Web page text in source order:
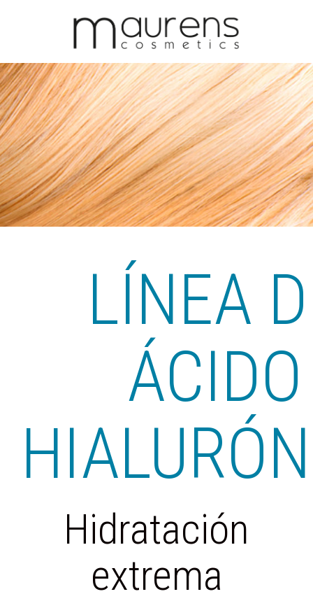
HYALURONIC PRO – Línea para cabellos
secos a quebradizos
LÍNEA
ÁCIDO
Hidratación
extrema